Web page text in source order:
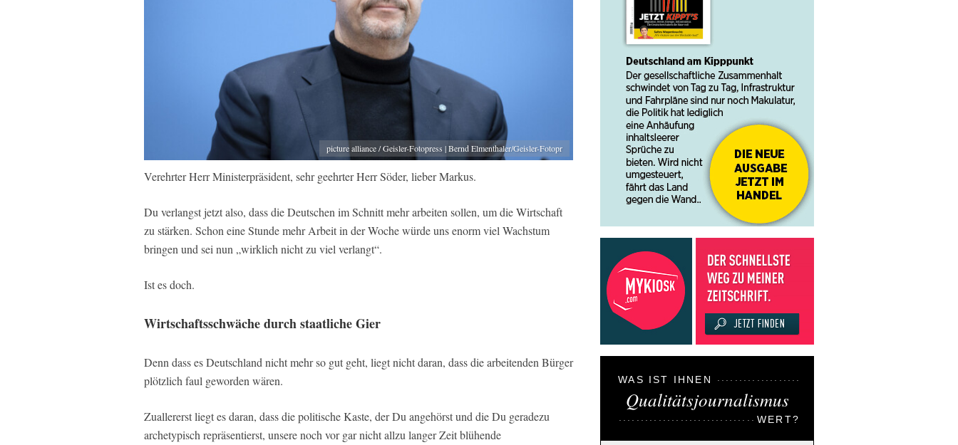
picture alliance / Geisler-Fotopress | Bernd Elmenthaler/Geisler-Fotopr
Verehrter Herr Ministerpräsident, sehr geehrter Herr Söder, lieber Markus.
Du verlangst jetzt also, dass die Deutschen im Schnitt mehr arbeiten sollen, um die Wirtschaft
zu stärken. Schon eine Stunde mehr Arbeit in der Woche würde uns enorm viel Wachstum
bringen und sei nun „wirklich nicht zu viel verlangt“.
Ist es doch.
Wirtschaftsschwäche durch staatliche Gier
Denn dass es Deutschland nicht mehr so gut geht, liegt nicht daran, dass die arbeitenden Bürger
plötzlich faul geworden wären.
Zuallererst liegt es daran, dass die politische Kaste, der Du angehörst und die Du geradezu
archetypisch repräsentierst, unsere noch vor gar nicht allzu langer Zeit blühende
WAS IST IHNEN
Qualitätsjournalismus
WERT?